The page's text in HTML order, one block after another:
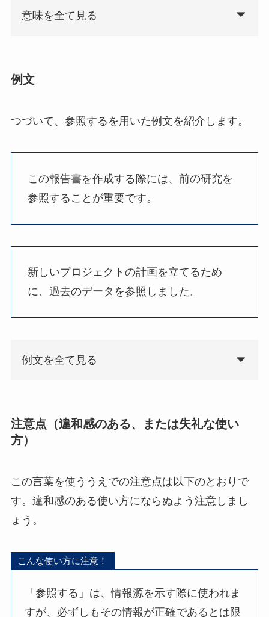
意味を全て見る
例文
つづいて、参照するを用いた例文を紹介します。
この報告書を作成する際には、前の研究を
参照することが重要です。
新しいプロジェクトの計画を立てるため
に、過去のデータを参照しました。
例文を全て見る
注意点（違和感のある、または失礼な使い
方）
この言葉を使ううえでの注意点は以下のとおりで
す。違和感のある使い方にならぬよう注意しまし
ょう。
こんな使い方に注意！
「参照する」は、情報源を示す際に使われま
すが、必ずしもその情報が正確であるとは限